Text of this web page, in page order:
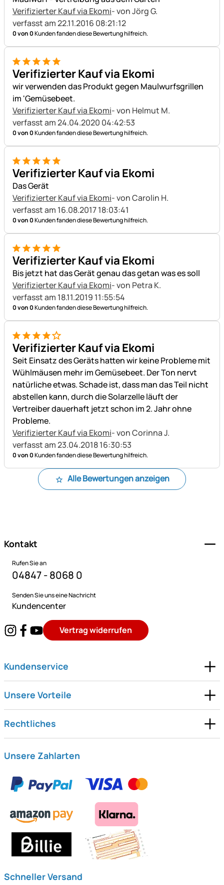
Verifizierter Kauf via Ekomi- von Jörg G.
verfasst am 22.11.2016 08:21:12
0 von 0Kunden fanden diese Bewertung hilfreich.
5 von 5
Verifizierter Kauf via Ekomi
wir verwenden das Produkt gegen Maulwurfsgrillen
im 'Gemüsebeet.
Verifizierter Kauf via Ekomi- von Helmut M.
verfasst am 24.04.2020 04:42:53
0 von 0Kunden fanden diese Bewertung hilfreich.
5 von 5
Verifizierter Kauf via Ekomi
Das Gerät
Verifizierter Kauf via Ekomi- von Carolin H.
verfasst am 16.08.2017 18:03:41
0 von 0Kunden fanden diese Bewertung hilfreich.
5 von 5
Verifizierter Kauf via Ekomi
Bis jetzt hat das Gerät genau das getan was es soll
Verifizierter Kauf via Ekomi- von Petra K.
verfasst am 18.11.2019 11:55:54
0 von 0Kunden fanden diese Bewertung hilfreich.
4 von 5
Verifizierter Kauf via Ekomi
Seit Einsatz des Geräts hatten wir keine Probleme mit
Wühlmäusen mehr im Gemüsebeet. Der Ton nervt
natürliche etwas. Schade ist, dass man das Teil nicht
abstellen kann, durch die Solarzelle läuft der
Vertreiber dauerhaft jetzt schon im 2. Jahr ohne
Probleme.
Verifizierter Kauf via Ekomi- von Corinna J.
verfasst am 23.04.2018 16:30:53
0 von 0Kunden fanden diese Bewertung hilfreich.
Alle Bewertungen anzeigen
Kontakt
Rufen Sie an
04847 - 8068 0
Senden Sie uns eine Nachricht
Kundencenter
Vertrag widerrufen
Kundenservice
Unsere Vorteile
Rechtliches
Unsere Zahlarten
Schneller Versand